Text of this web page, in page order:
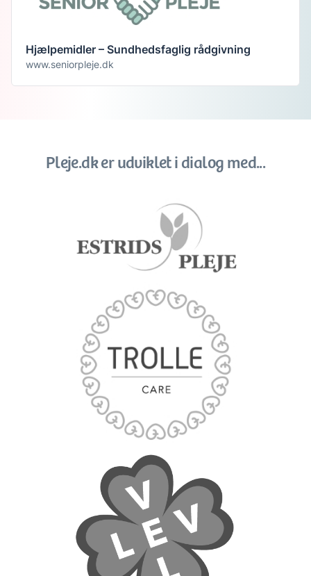
Hjælpemidler – Sundhedsfaglig rådgivning
www.seniorpleje.dk
Pleje.dk er udviklet i dialog med...